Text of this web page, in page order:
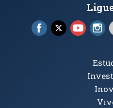
Facebook (abre
X (abre em
Tópicos